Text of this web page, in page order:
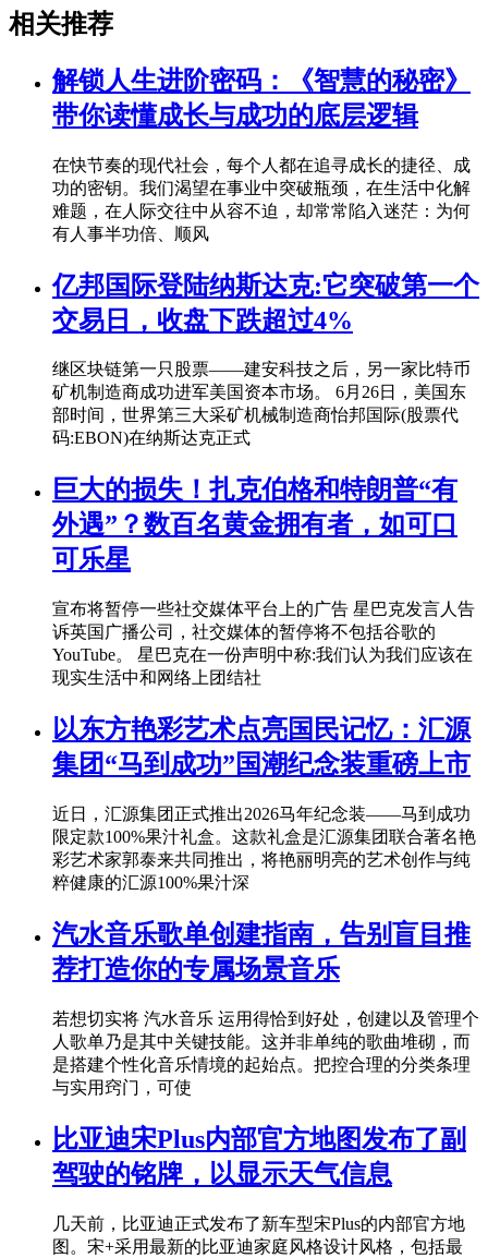
相关推荐
解锁人生进阶密码：《智慧的秘密》
带你读懂成长与成功的底层逻辑
在快节奏的现代社会，每个人都在追寻成长的捷径、成
功的密钥。我们渴望在事业中突破瓶颈，在生活中化解
难题，在人际交往中从容不迫，却常常陷入迷茫：为何
有人事半功倍、顺风
亿邦国际登陆纳斯达克:它突破第一个
交易日，收盘下跌超过4%
继区块链第一只股票——建安科技之后，另一家比特币
矿机制造商成功进军美国资本市场。 6月26日，美国东
部时间，世界第三大采矿机械制造商怡邦国际(股票代
码:EBON)在纳斯达克正式
巨大的损失！扎克伯格和特朗普“有
外遇”？数百名黄金拥有者，如可口
可乐星
宣布将暂停一些社交媒体平台上的广告 星巴克发言人告
诉英国广播公司，社交媒体的暂停将不包括谷歌的
YouTube。 星巴克在一份声明中称:我们认为我们应该在
现实生活中和网络上团结社
以东方艳彩艺术点亮国民记忆：汇源
集团“马到成功”国潮纪念装重磅上市
近日，汇源集团正式推出2026马年纪念装——马到成功
限定款100%果汁礼盒。这款礼盒是汇源集团联合著名艳
彩艺术家郭泰来共同推出，将艳丽明亮的艺术创作与纯
粹健康的汇源100%果汁深
汽水音乐歌单创建指南，告别盲目推
荐打造你的专属场景音乐
若想切实将 汽水音乐 运用得恰到好处，创建以及管理个
人歌单乃是其中关键技能。这并非单纯的歌曲堆砌，而
是搭建个性化音乐情境的起始点。把控合理的分类条理
与实用窍门，可使
比亚迪宋Plus内部官方地图发布了副
驾驶的铭牌，以显示天气信息
几天前，比亚迪正式发布了新车型宋Plus的内部官方地
图。宋+采用最新的比亚迪家庭风格设计风格，包括最